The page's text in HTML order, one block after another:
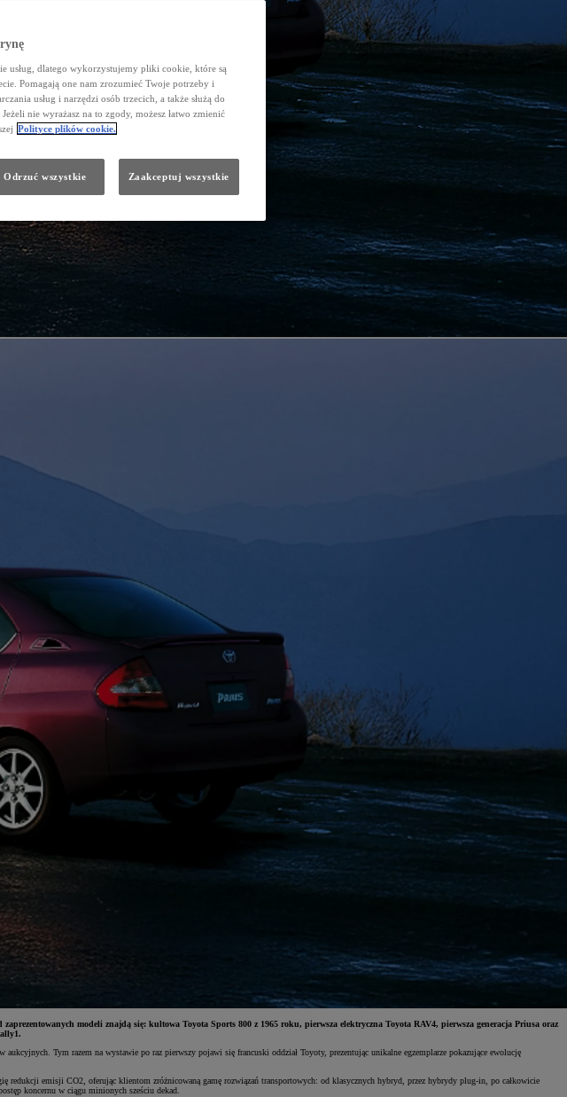
modeli znajdą się: kultowa Toyota Sports 800 z 1965 roku, pierwsza elektryczna Toyota RAV4, pierwsza generacja Priusa oraz
Tym razem na wystawie po raz pierwszy pojawi się francuski oddział Toyoty, prezentując unikalne egzemplarze pokazujące ewolucję
emisji CO2, oferując klientom zróżnicowaną gamę rozwiązań transportowych: od klasycznych hybryd, przez hybrydy plug-in, po całkowicie
koncernu w ciągu minionych sześciu dekad.
usług, dlatego wykorzystujemy pliki cookie, które są
Pomagają one nam zrozumieć Twoje potrzeby i
usług i narzędzi osób trzecich, a także służą do
nie wyrażasz na to zgody, możesz łatwo zmienić
Polityce plików cookie.
Odrzuć wszystkie Zaakceptuj wszystkie